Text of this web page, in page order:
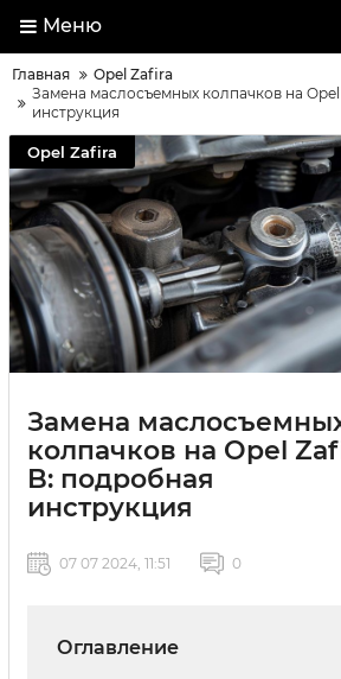
Меню
Главная
Opel Zafira
Замена маслосъемных колпачков на
инструкция
Opel Zafira
Замена
колпачков на Opel
B: подробная
инструкция
07 07 2024, 11:51 0
Оглавление